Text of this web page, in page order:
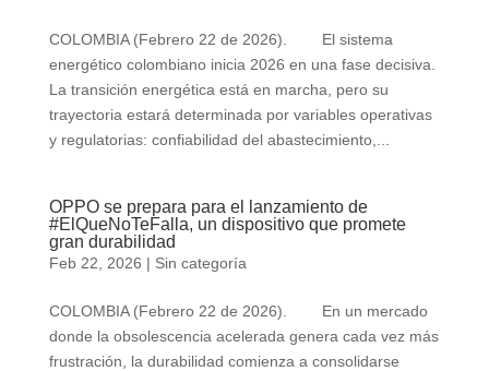
COLOMBIA (Febrero 22 de 2026). El sistema
energético colombiano inicia 2026 en una fase decisiva.
La transición energética está en marcha, pero su
trayectoria estará determinada por variables operativas
y regulatorias: confiabilidad del abastecimiento,...
OPPO se prepara para el lanzamiento de
#ElQueNoTeFalla, un dispositivo que promete
gran durabilidad
Feb 22, 2026 | Sin categoría
COLOMBIA (Febrero 22 de 2026). En un mercado
donde la obsolescencia acelerada genera cada vez más
frustración, la durabilidad comienza a consolidarse